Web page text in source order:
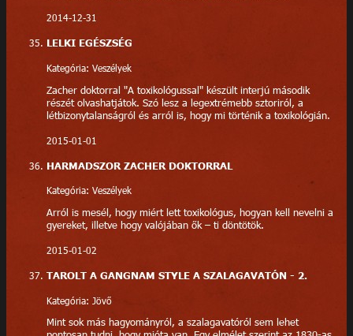
2014-12-31
LELKI EGÉSZSÉG
Kategória: Veszélyek
Zacher doktorral "A toxikológussal" készült interjú második
részét olvashatjátok. Szó lesz a legextrémebb sztoriról, a
létbizonytalanságról és arról is, hogy mi történik a toxikológián.
2015-01-01
HARMADSZOR ZACHER DOKTORRAL
Kategória: Veszélyek
Arról is mesél, hogy miért lett toxikológus, hogyan kell nevelni a
gyereket, illetve hogy valójában ők – ti döntötök.
2015-01-02
TAROLT A GANGNAM STYLE A SZALAGAVATÓN - 2.
Kategória: Jövő
Mint sok más hagyományról, a szalagavatóról sem lehet